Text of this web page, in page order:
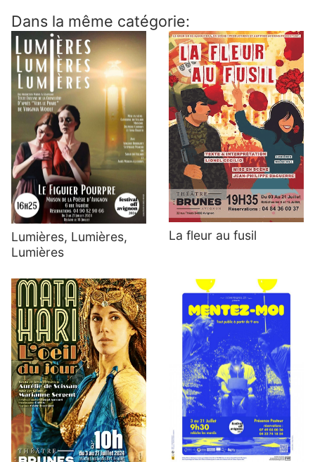
Dans la même catégorie:
Lumières, Lumières,
Lumières
La fleur au fusil